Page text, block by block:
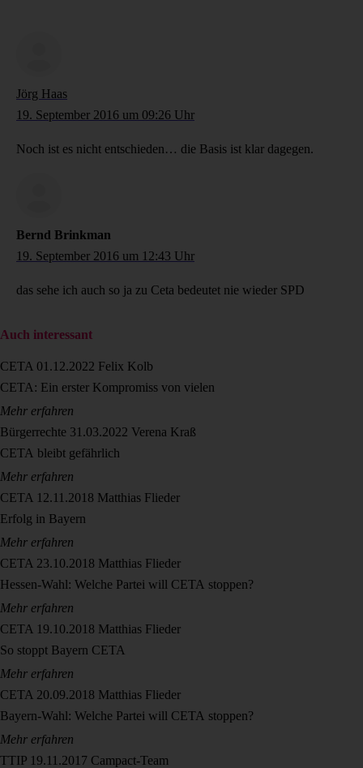
Jörg Haas
19. September 2016 um 09:26 Uhr
Noch ist es nicht entschieden… die Basis ist klar dagegen.
Bernd Brinkman
19. September 2016 um 12:43 Uhr
das sehe ich auch so ja zu Ceta bedeutet nie wieder SPD
Auch interessant
CETA 01.12.2022 Felix Kolb
CETA: Ein erster Kompromiss von vielen
Mehr erfahren
Bürgerrechte 31.03.2022 Verena Kraß
CETA bleibt gefährlich
Mehr erfahren
CETA 12.11.2018 Matthias Flieder
Erfolg in Bayern
Mehr erfahren
CETA 23.10.2018 Matthias Flieder
Hessen-Wahl: Welche Partei will CETA stoppen?
Mehr erfahren
CETA 19.10.2018 Matthias Flieder
So stoppt Bayern CETA
Mehr erfahren
CETA 20.09.2018 Matthias Flieder
Bayern-Wahl: Welche Partei will CETA stoppen?
Mehr erfahren
TTIP 19.11.2017 Campact-Team